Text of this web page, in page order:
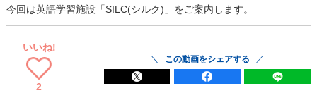
今回は英語学習施設「SILC(シルク)」をご案内します。
いいね!
2
この動画をシェアする